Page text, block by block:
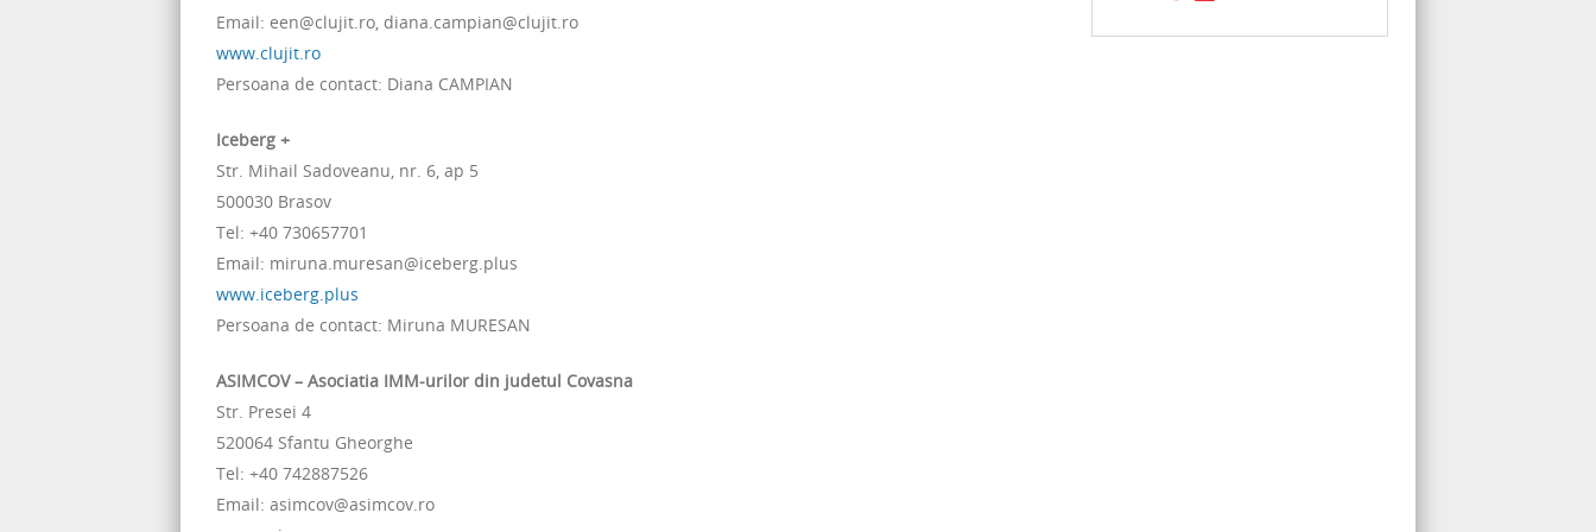
Email: een@clujit.ro, diana.campian@clujit.ro
www.clujit.ro
Persoana de contact: Diana CAMPIAN
Iceberg +
Str. Mihail Sadoveanu, nr. 6, ap 5
500030 Brasov
Tel: +40 730657701
Email: miruna.muresan@iceberg.plus
www.iceberg.plus
Persoana de contact: Miruna MURESAN
ASIMCOV – Asociatia IMM-urilor din judetul Covasna
Str. Presei 4
520064 Sfantu Gheorghe
Tel: +40 742887526
Email: asimcov@asimcov.ro